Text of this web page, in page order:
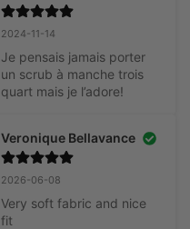
2024-11-14
Je pensais jamais porter
un scrub à manche trois
quart mais je l’adore!
Veronique Bellavance
2026-06-08
Very soft fabric and nice
fit